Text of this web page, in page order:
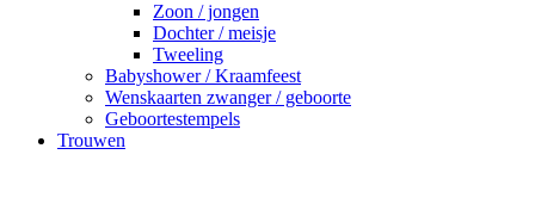
Zoon / jongen
Dochter / meisje
Tweeling
Babyshower / Kraamfeest
Wenskaarten zwanger / geboorte
Geboortestempels
Trouwen